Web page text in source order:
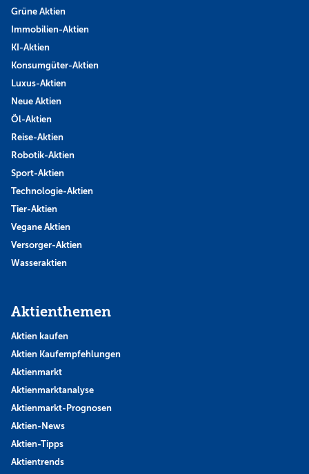
Grüne Aktien
Immobilien-Aktien
KI-Aktien
Konsumgüter-Aktien
Luxus-Aktien
Neue Aktien
Öl-Aktien
Reise-Aktien
Robotik-Aktien
Sport-Aktien
Technologie-Aktien
Tier-Aktien
Vegane Aktien
Versorger-Aktien
Wasseraktien
Aktienthemen
Aktien kaufen
Aktien Kaufempfehlungen
Aktienmarkt
Aktienmarktanalyse
Aktienmarkt-Prognosen
Aktien-News
Aktien-Tipps
Aktientrends